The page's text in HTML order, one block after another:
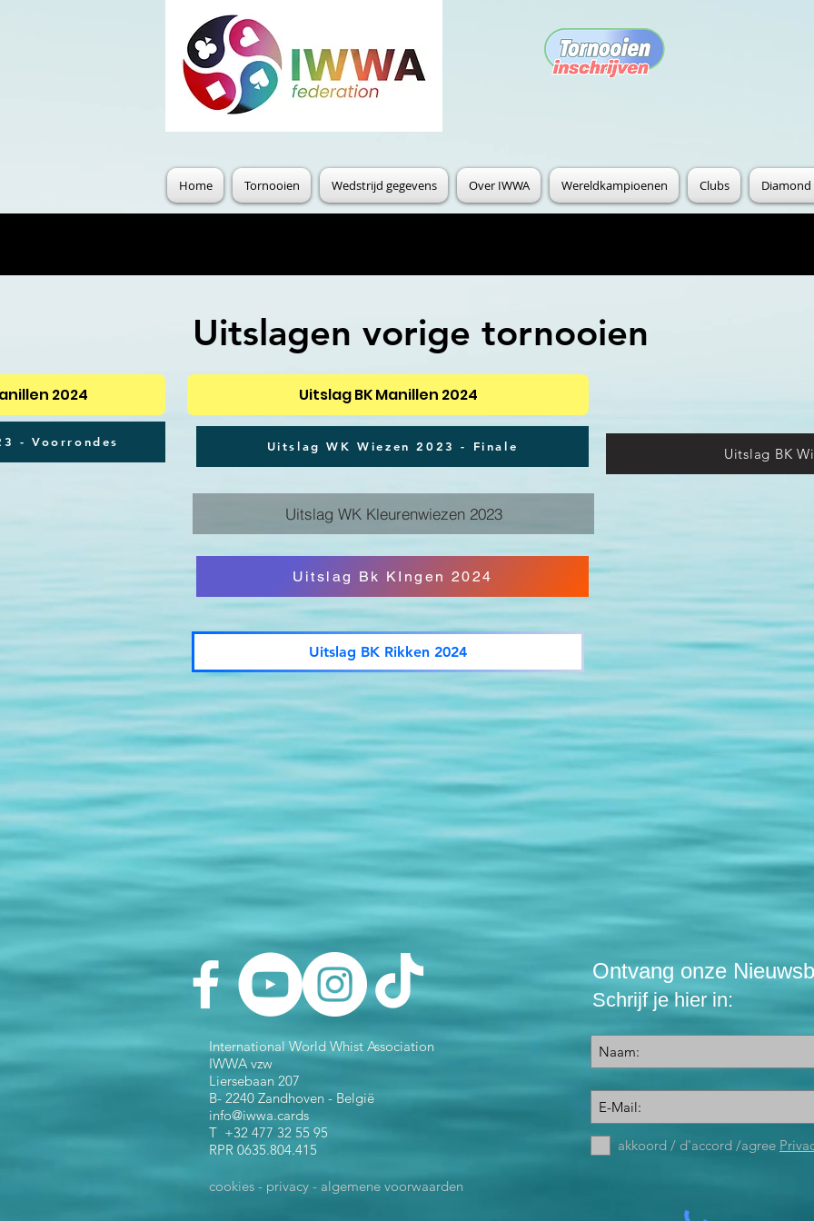
Home Tornooien Wedstrijd gegevens Over IWWA Wereldkampioenen Clubs Diamond
Uitslagen vorige tornooien
2024
- Voorrondes
Uitslag BK Manillen 2024
Uitslag WK Wiezen 2023 - Finale Uitslag BK
Uitslag WK Kleurenwiezen 2023
Uitslag Bk KIngen 2024
Uitslag BK Rikken 2024
International World Whist Association
IWWA vzw
Liersebaan 207
B- 2240 Zandhoven - België
info@iwwa.cards
T +32 477 32 55 95
RPR 0635.804.415
cookies - privacy - algemene voorwaarden
Ontvang onze
Schrijf je hier in:
akkoord / d'accord /agree